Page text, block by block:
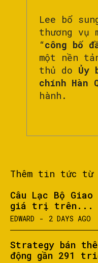
Lee bổ
thương vụ
“công bố
một nền
thủ do Ủy
chính Hàn
hành.
Thêm tin tức từ
Câu Lạc Bộ
giá trị trên...
EDWARD - 2 DAYS AGO
Strategy bán
động gần 291